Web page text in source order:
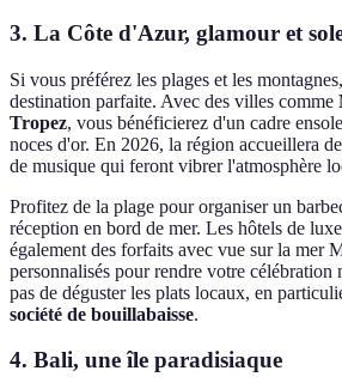
3. La Côte d'Azur, glamour et
Si vous préférez les plages et les
destination parfaite. Avec des villes comme
Tropez, vous bénéficierez d'un cadre
noces d'or. En 2026, la région accueillera
de musique qui feront vibrer l'atmosphère
Profitez de la plage pour organiser un
réception en bord de mer. Les hôtels de
également des forfaits avec vue sur la mer
personnalisés pour rendre votre
pas de déguster les plats locaux, en
société de bouillabaisse.
4. Bali, une île paradisiaque